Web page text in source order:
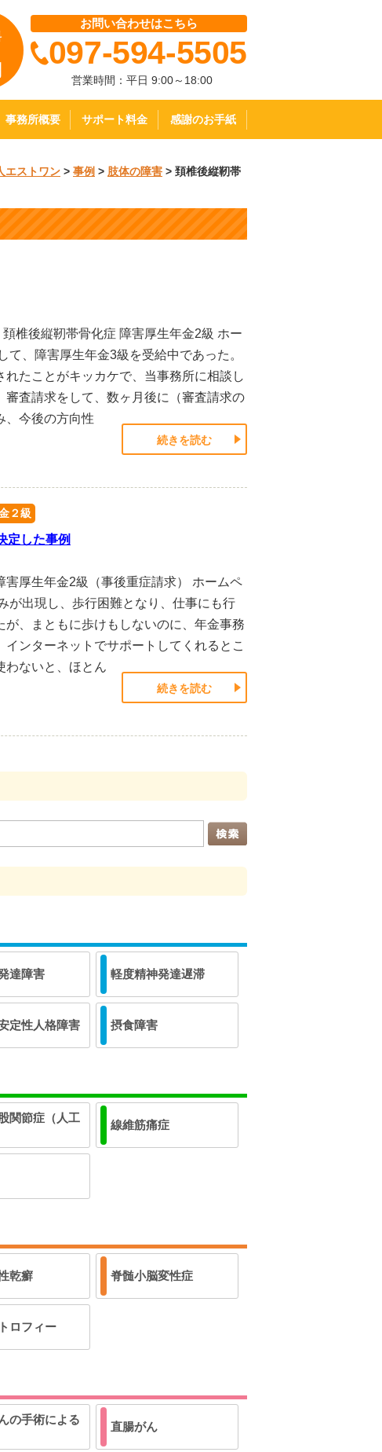
お問い合わせはこちら
097-594-5505
営業時間：平日 9:00～18:00
事務所概要 サポート料金 感謝のお手紙
エストワン > 事例 > 肢体の障害 > 頚椎後縦靭帯
椎後縦靭帯骨化症 障害厚生年金2級 ホー
て、障害厚生年金3級を受給中であった。
たことがキッカケで、当事務所に相談し
査請求をして、数ヶ月後に（審査請求の
、今後の方向性
続きを読む
２級
定した事例
厚生年金2級（事後重症請求） ホームペ
が出現し、歩行困難となり、仕事にも行
、まともに歩けもしないのに、年金事務
ンターネットでサポートしてくれるとこ
わないと、ほとん
続きを読む
達障害 軽度精神発達遅滞
定性人格障害 摂食障害
関節症（人工
線維筋痛症
乾癬 脊髄小脳変性症
ロフィー
の手術による
直腸がん